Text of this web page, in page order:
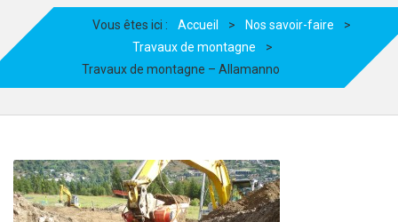
Vous êtes ici : Accueil > Nos savoir-faire
>
Travaux de montagne
>
Travaux de montagne – Allamanno